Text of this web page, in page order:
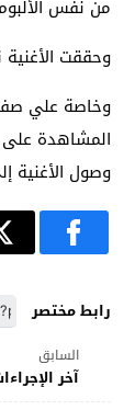
من نفس
وحققت
وخاصة علي
المشاهدة على
وصول الأغنية إلى أكثر
رابط مختصر
السابق
آخر